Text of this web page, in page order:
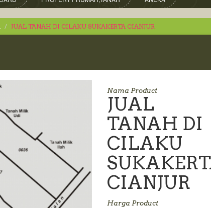
JUAL TANAH DI CILAKU SUKAKERTA CIANJUR
Nama Product
JUAL
TANAH DI
CILAKU
CIANJUR
Harga Product